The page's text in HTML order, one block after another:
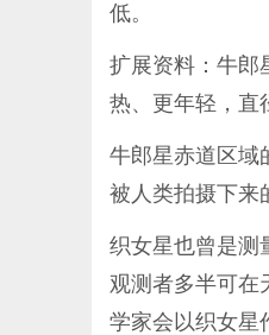
低。
扩展资料：牛郎
热、更年轻，直
牛郎星赤道区域
被人类拍摄下来
织女星也曾是测
观测者多半可在
学家会以织女星